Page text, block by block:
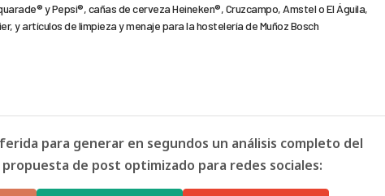
y Pepsi®, cañas de cerveza Heineken®, Cruzcampo, Amstel o El Águila,
y artículos de limpieza y menaje para la hostelería de Muñoz Bosch
para generar en segundos un análisis completo del
de post optimizado para redes sociales: